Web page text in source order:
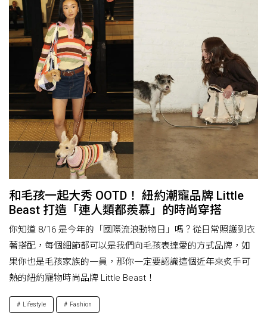
和毛孩一起大秀 OOTD！ 紐約潮寵品牌 Little
Beast 打造「連人類都羨慕」的時尚穿搭
你知道 8/16 是今年的「國際流浪動物日」嗎？從日常照護到衣
著搭配，每個細節都可以是我們向毛孩表達愛的方式品牌，如
果你也是毛孩家族的一員，那你一定要認識這個近年來炙手可
熱的紐約寵物時尚品牌 Little Beast！
Lifestyle Fashion